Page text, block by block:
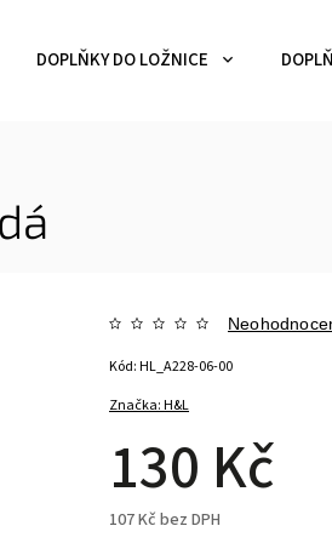
DOPLŇKY DO LOŽNICE
Značka:H&L
130 Kč
107 Kč bez DPH
Kód:HL_A228-06-00